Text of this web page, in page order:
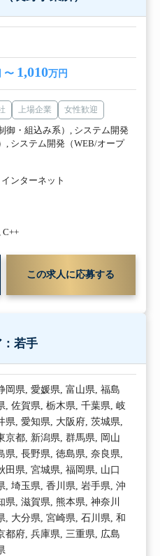
〜 1,010万円
上場企業 女性歓迎
御・組込み系） , システム開発
, システム開発（WEB/オープ
ンターネット
C++
この求人に応募する
若手
岡県,愛媛県,富山県,福島
,佐賀県,栃木県,千葉県,岐
県,愛知県, 大阪府,茨城県,
京都, 新潟県,群馬県, 岡山
県,長野県,徳島県,奈良県,
田県,宮城県,福岡県, 山口
,埼玉県,香川県,岩手県,沖
県,滋賀県,熊本県,神奈川
, 大分県,宮崎県,石川県,和
都府,兵庫県,三重県, 広島